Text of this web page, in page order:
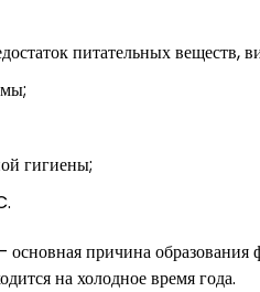
питательных веществ,
гигиены;
причина образования
на холодное время года.